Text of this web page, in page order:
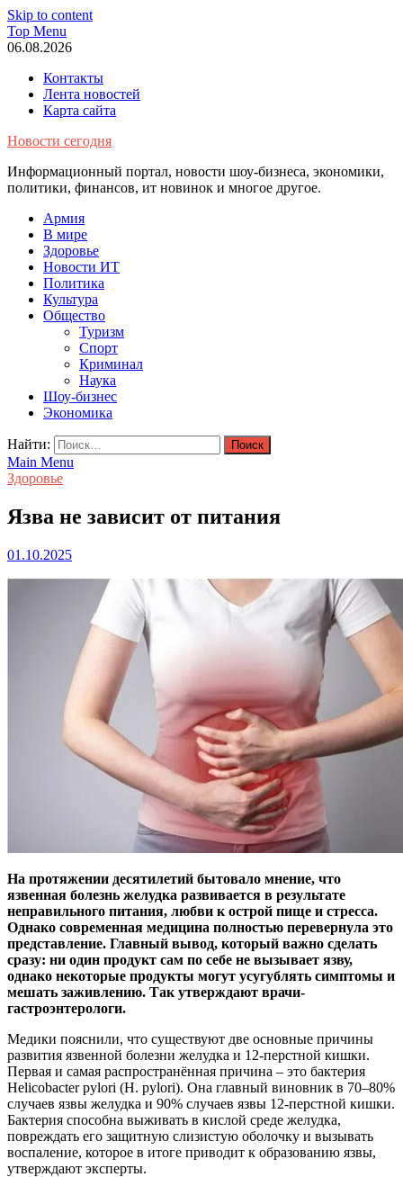
Skip to content
Top Menu
06.08.2026
Контакты
Лента новостей
Карта сайта
Новости сегодня
Информационный портал, новости шоу-бизнеса, экономики,
политики, финансов, ит новинок и многое другое.
Армия
В мире
Здоровье
Новости ИТ
Политика
Культура
Общество
Туризм
Спорт
Криминал
Наука
Шоу-бизнес
Экономика
Найти:
Main Menu
Здоровье
Язва не зависит от питания
01.10.2025
На протяжении десятилетий бытовало мнение, что
язвенная болезнь желудка развивается в результате
неправильного питания, любви к острой пище и стресса.
Однако современная медицина полностью перевернула это
представление. Главный вывод, который важно сделать
сразу: ни один продукт сам по себе не вызывает язву,
однако некоторые продукты могут усугублять симптомы и
мешать заживлению. Так утверждают врачи-
гастроэнтерологи.
Медики пояснили, что существуют две основные причины
развития язвенной болезни желудка и 12-перстной кишки.
Первая и самая распространённая причина – это бактерия
Helicobacter pylori (H. pylori). Она главный виновник в 70–80%
случаев язвы желудка и 90% случаев язвы 12-перстной кишки.
Бактерия способна выживать в кислой среде желудка,
повреждать его защитную слизистую оболочку и вызывать
воспаление, которое в итоге приводит к образованию язвы,
утверждают эксперты.